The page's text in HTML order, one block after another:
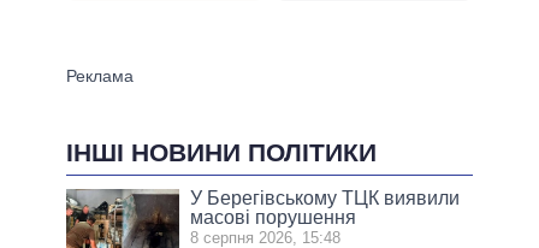
ІНШІ НОВИНИ ПОЛІТИКИ
У Берегівському ТЦК виявили
масові порушення
8 серпня 2026, 15:48